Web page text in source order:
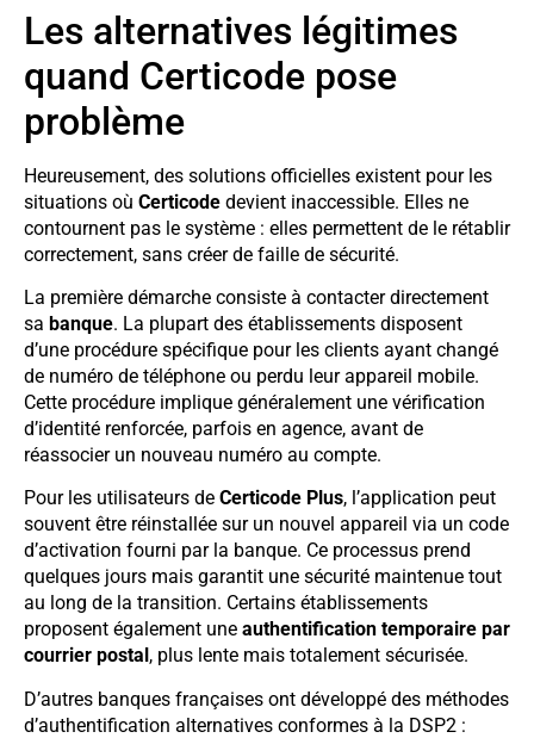
Les alternatives légitimes
quand Certicode pose
problème
Heureusement, des solutions officielles existent pour les
situations où Certicode devient inaccessible. Elles ne
contournent pas le système : elles permettent de le rétablir
correctement, sans créer de faille de sécurité.
La première démarche consiste à contacter directement
sa banque. La plupart des établissements disposent
d’une procédure spécifique pour les clients ayant changé
de numéro de téléphone ou perdu leur appareil mobile.
Cette procédure implique généralement une vérification
d’identité renforcée, parfois en agence, avant de
réassocier un nouveau numéro au compte.
Pour les utilisateurs de Certicode Plus, l’application peut
souvent être réinstallée sur un nouvel appareil via un code
d’activation fourni par la banque. Ce processus prend
quelques jours mais garantit une sécurité maintenue tout
au long de la transition. Certains établissements
proposent également une authentification temporaire par
courrier postal , plus lente mais totalement sécurisée.
D’autres banques françaises ont développé des méthodes
d’authentification alternatives conformes à la DSP2 :